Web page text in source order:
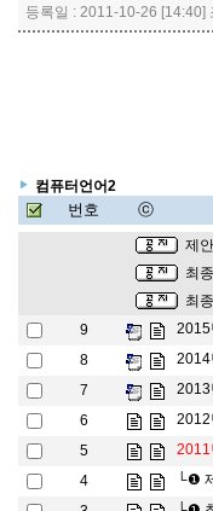
등록일 : 2011-10-26 [14:40]
컴퓨터언어2
번호 ⓒ
제
최
최
9
2015
8
2014
7
2013
6
2012
5
2011
4
└❶